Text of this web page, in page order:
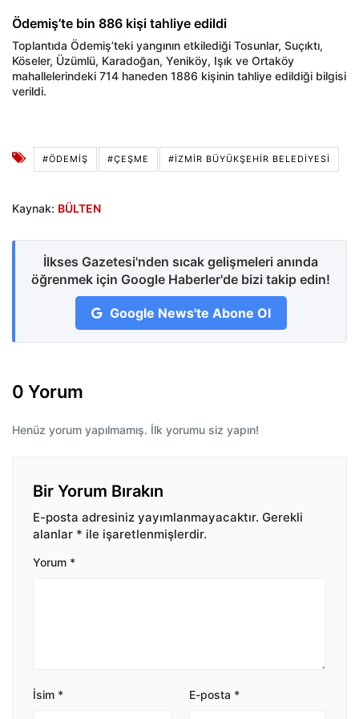
Ödemiş’te bin 886 kişi tahliye edildi
Toplantıda Ödemiş’teki yangının etkilediği Tosunlar, Suçıktı,
Köseler, Üzümlü, Karadoğan, Yeniköy, Işık ve Ortaköy
mahallelerindeki 714 haneden 1886 kişinin tahliye edildiği bilgisi
verildi.
#ÖDEMIŞ #ÇEŞME #İZMIR BÜYÜKŞEHIR BELEDIYESI
Kaynak: BÜLTEN
İlkses Gazetesi'nden sıcak gelişmeleri anında
öğrenmek için Google Haberler'de bizi takip edin!
Google News'te Abone Ol
0 Yorum
Henüz yorum yapılmamış. İlk yorumu siz yapın!
Bir Yorum Bırakın
E-posta adresiniz yayımlanmayacaktır. Gerekli
alanlar * ile işaretlenmişlerdir.
Yorum *
İsim * E-posta *